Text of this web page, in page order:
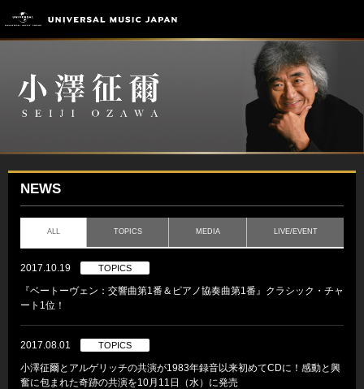
NEWS
ALL TOPICS MEDIA LIVE/EVENT
2017.10.19 TOPICS
『ベートーヴェン：交響曲第1番＆ピアノ協奏曲第1番』クラシック・チャ
ート1位！
2017.08.01 TOPICS
小澤征爾とアルゲリッチの共演が1983年録音以来初めてCDに！感動と興
奮に包まれた奇跡の共演を10月11日（水）に発売